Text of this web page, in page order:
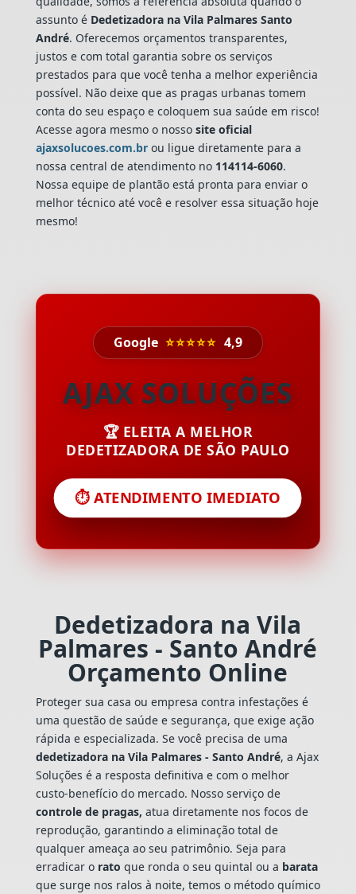
assunto é Dedetizadora na Vila Palmares Santo
André. Oferecemos orçamentos transparentes,
justos e com total garantia sobre os serviços
prestados para que você tenha a melhor experiência
possível. Não deixe que as pragas urbanas tomem
conta do seu espaço e coloquem sua saúde em risco!
Acesse agora mesmo o nossosite oficial
ajaxsolucoes.com.brou ligue diretamente para a
nossa central de atendimento no 114114-6060.
Nossa equipe de plantão está pronta para enviar o
melhor técnico até você e resolver essa situação hoje
mesmo!
Google ⭐⭐⭐⭐⭐ 4,9
AJAX SOLUÇÕES
🏆 ELEITA A MELHOR
DEDETIZADORA DE SÃO PAULO
⏱️ ATENDIMENTO IMEDIATO
Dedetizadora na Vila
Palmares - Santo André
Orçamento Online
Proteger sua casa ou empresa contra infestações é
uma questão de saúde e segurança, que exige ação
rápida e especializada. Se você precisa de uma
dedetizadora na Vila Palmares - Santo André, a Ajax
Soluções é a resposta definitiva e com o melhor
custo-benefício do mercado. Nosso serviço de
controle de pragas, atua diretamente nos focos de
reprodução, garantindo a eliminação total de
qualquer ameaça ao seu patrimônio. Seja para
erradicar o rato que ronda o seu quintal ou a barata
que surge nos ralos à noite, temos o método químico